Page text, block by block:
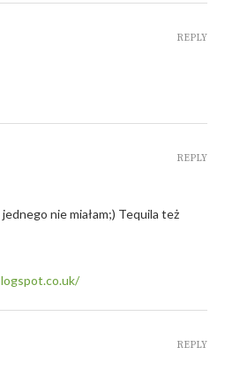
REPLY
nie miałam;) Tequila też
REPLY
REPLY